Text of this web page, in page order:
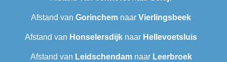
Afstand van Gorinchem naar Vierlingsbeek
Afstand van Honselersdijk naar Hellevoetsluis
Afstand van Leidschendamnaar Leerbroek